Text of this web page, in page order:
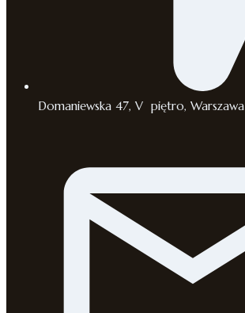
Domaniewska 47, V piętro, Warszawa